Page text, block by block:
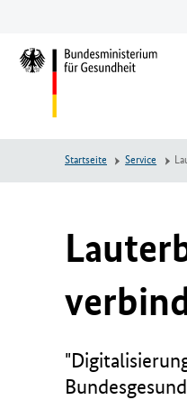
springen
springen
springen
L
B
n
Startseite Service